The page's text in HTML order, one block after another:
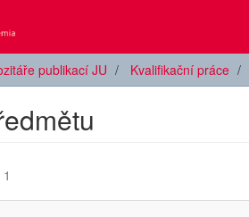
publikací JU Kvalifikační práce